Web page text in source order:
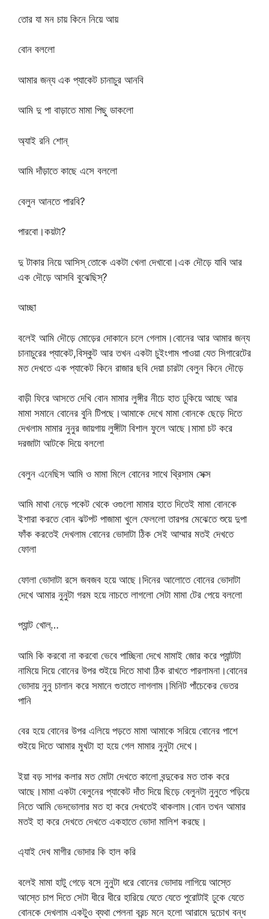
তোর যা মন চায় কিনে নিয়ে আয়
বোন বললো
আমার জন্য এক প্যাকেট চানাচুর আনবি
আমি দু পা বাড়াতে মামা পিছু ডাকলো
অ্যাই রনি শোন্
আমি দাঁড়াতে কাছে এসে বললো
বেলুন আনতে পারবি?
পারবো।কয়টা?
দু টাকার নিয়ে আসিস্ তোকে একটা খেলা দেখাবো।এক দৌড়ে যাবি আর
এক দৌড়ে আসবি বুঝেছিস্?
আচ্ছা
বলেই আমি দৌড়ে মোড়ের দোকানে চলে গেলাম।বোনের আর আমার জন্য
চানাচুরের প্যাকেট,বিস্কুট আর তখন একটা চুইংগাম পাওয়া যেত সিগারেটের
মত দেখতে এক প্যাকেট কিনে রাজার ছবি দেয়া চারটা বেলুন কিনে দৌড়ে
বাড়ী ফিরে আসতে দেখি বোন মামার লুঙ্গীর নীচে হাত ঢুকিয়ে আছে আর
মামা সমানে বোনের বুনি টিপছে।আমাকে দেখে মামা বোনকে ছেড়ে দিতে
দেখলাম মামার নুনুর জায়গায় লুঙ্গীটা বিশাল ফুলে আছে।মামা চট করে
দরজাটা আটকে দিয়ে বললো
বেলুন এনেছিস আমি ও মামা মিলে বোনের সাথে থ্রিসাম সেক্স
আমি মাথা নেড়ে পকেট থেকে ওগুলো মামার হাতে দিতেই মামা বোনকে
ইশারা করতে বোন ঝটপট পাজামা খুলে ফেললো তারপর মেঝেতে শুয়ে দুপা
ফাঁক করতেই দেখলাম বোনের ভোদাটা ঠিক সেই আম্মার মতই দেখতে
ফোলা
ফোলা ভোদাটা রসে জবজব হয়ে আছে।দিনের আলোতে বোনের ভোদাটা
দেখে আমার নুনুটা গরম হয়ে নাচতে লাগলো সেটা মামা টের পেয়ে বললো
প্যান্ট খোল্…
আমি কি করবো না করবো ভেবে পাচ্ছিনা দেখে মামাই জোর করে প্যান্টটা
নামিয়ে দিয়ে বোনের উপর শুইয়ে দিতে মাথা ঠিক রাখতে পারলামনা।বোনের
ভোদায় নুনু চালান করে সমানে গুতাতে লাগলাম।মিনিট পাঁচেকের ভেতর
পানি
বের হয়ে বোনের উপর এলিয়ে পড়তে মামা আমাকে সরিয়ে বোনের পাশে
শুইয়ে দিতে আমার মুখটা হা হয়ে গেল মামার নুনুটা দেখে।
ইয়া বড় সাগর কলার মত মোটা দেখতে কালো বন্দুকের মত তাক করে
আছে।মামা একটা বেলুনের প্যাকেট দাঁত দিয়ে ছিড়ে বেলুনটা নুনুতে পড়িয়ে
নিতে আমি ভেদভোলার মত হা করে দেখতেই থাকলাম।বোন তখন আমার
মতই হা করে দেখতে দেখতে একহাতে ভোদা মালিশ করছে।
এ্যাই দেখ মাগীর ভোদার কি হাল করি
বলেই মামা হাটু গেড়ে বসে নুনুটা ধরে বোনের ভোদায় লাগিয়ে আস্তে
আস্তে চাপ দিতে সেটা ধীরে ধীরে হারিয়ে যেতে যেতে পুরোটাই ঢুকে যেতে
বোনকে দেখলাম একটুও ব্যথা পেলনা বরন্চ মনে হলো আরামে দুচোখ বন্ধ